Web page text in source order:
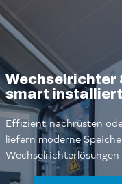
Wechselrichter
smart installiert
Effizient nachrüsten
liefern moderne
Wechselrichterlösungen